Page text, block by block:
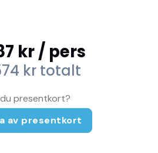
kr/ pers
kr totalt
presentkort?
av presentkort